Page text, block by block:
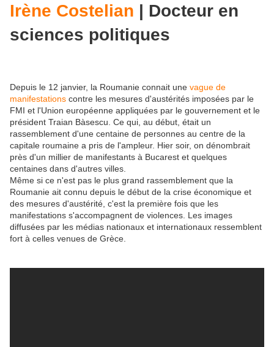
Irène Costelian | Docteur en
sciences politiques
Depuis le 12 janvier, la Roumanie connait une vague de
manifestations contre les mesures d'austérités imposées par le
FMI et l'Union européenne appliquées par le gouvernement et le
président Traian Bàsescu. Ce qui, au début, était un
rassemblement d'une centaine de personnes au centre de la
capitale roumaine a pris de l'ampleur. Hier soir, on dénombrait
près d'un millier de manifestants à Bucarest et quelques
centaines dans d'autres villes.
Même si ce n'est pas le plus grand rassemblement que la
Roumanie ait connu depuis le début de la crise économique et
des mesures d'austérité, c'est la première fois que les
manifestations s'accompagnent de violences. Les images
diffusées par les médias nationaux et internationaux ressemblent
fort à celles venues de Grèce.